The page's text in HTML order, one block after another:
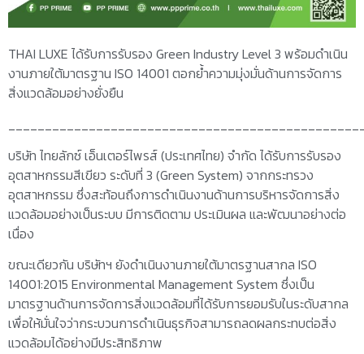
THAI LUXE ได้รับการรับรอง Green Industry Level 3 พร้อมดำเนิน
งานภายใต้มาตรฐาน ISO 14001 ตอกย้ำความมุ่งมั่นด้านการจัดการ
สิ่งแวดล้อมอย่างยั่งยืน
บริษัท ไทยลักซ์ เอ็นเตอร์ไพรส์ (ประเทศไทย) จำกัด ได้รับการรับรอง
อุตสาหกรรมสีเขียว ระดับที่ 3 (Green System) จากกระทรวง
อุตสาหกรรม ซึ่งสะท้อนถึงการดำเนินงานด้านการบริหารจัดการสิ่ง
แวดล้อมอย่างเป็นระบบ มีการติดตาม ประเมินผล และพัฒนาอย่างต่อ
เนื่อง
ขณะเดียวกัน บริษัทฯ ยังดำเนินงานภายใต้มาตรฐานสากล ISO
14001:2015 Environmental Management System ซึ่งเป็น
มาตรฐานด้านการจัดการสิ่งแวดล้อมที่ได้รับการยอมรับในระดับสากล
เพื่อให้มั่นใจว่ากระบวนการดำเนินธุรกิจสามารถลดผลกระทบต่อสิ่ง
แวดล้อมได้อย่างมีประสิทธิภาพ